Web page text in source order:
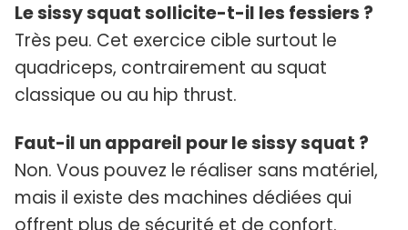
Le sissy squat sollicite-t-il les fessiers ?
Très peu. Cet exercice cible surtout le
quadriceps, contrairement au squat
classique ou au hip thrust.
Faut-il un appareil pour le sissy squat ?
Non. Vous pouvez le réaliser sans matériel,
mais il existe des machines dédiées qui
offrent plus de sécurité et de confort.